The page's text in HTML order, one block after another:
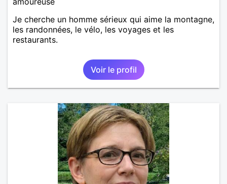
Je cherche un homme sérieux qui aime la montagne,
les randonnées, le vélo, les voyages et les
restaurants.
Voir le profil